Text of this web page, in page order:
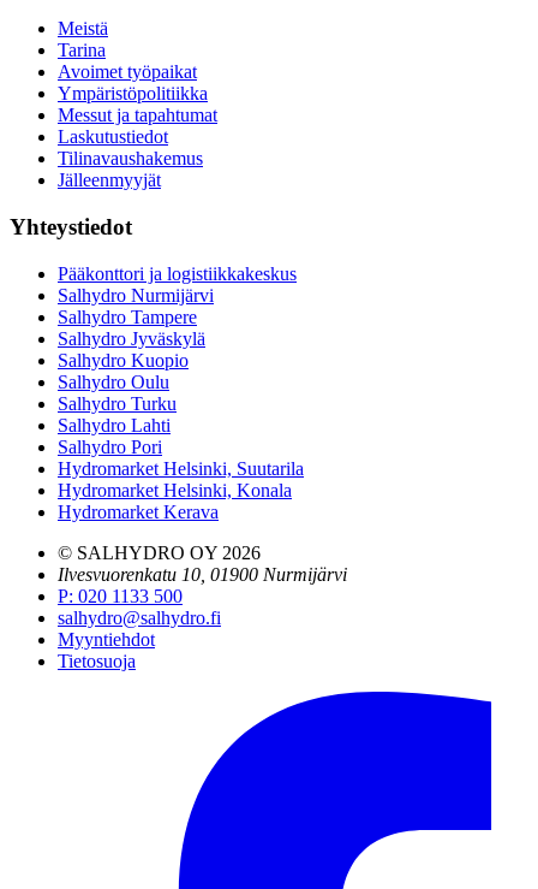
Meistä
Tarina
Avoimet työpaikat
Ympäristöpolitiikka
Messut ja tapahtumat
Laskutustiedot
Tilinavaushakemus
Jälleenmyyjät
Yhteystiedot
Pääkonttori ja logistiikkakeskus
Salhydro Nurmijärvi
Salhydro Tampere
Salhydro Jyväskylä
Salhydro Kuopio
Salhydro Oulu
Salhydro Turku
Salhydro Lahti
Salhydro Pori
Hydromarket Helsinki, Suutarila
Hydromarket Helsinki, Konala
Hydromarket Kerava
© SALHYDRO OY 2026
Ilvesvuorenkatu 10, 01900 Nurmijärvi
P: 020 1133 500
salhydro@salhydro.fi
Myyntiehdot
Tietosuoja